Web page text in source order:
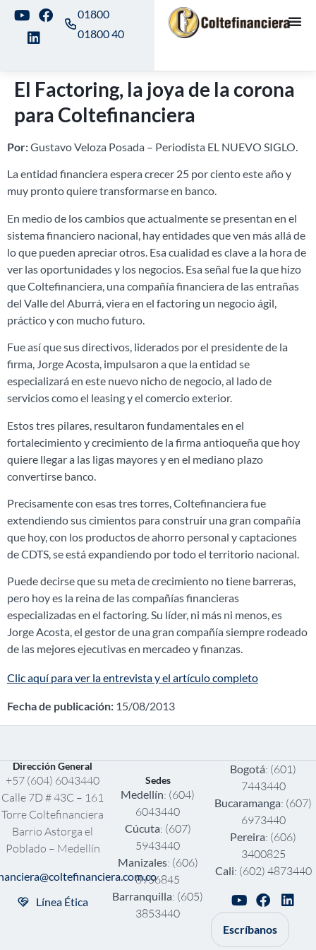
01800
01800 40
El Factoring, la joya de la corona
para Coltefinanciera
Por:Gustavo Veloza Posada – Periodista EL NUEVO SIGLO.
La entidad financiera espera crecer 25 por ciento este año y
muy pronto quiere transformarse en banco.
En medio de los cambios que actualmente se presentan en el
sistema financiero nacional, hay entidades que ven más allá de
lo que pueden apreciar otros. Esa cualidad es clave a la hora de
ver las oportunidades y los negocios. Esa señal fue la que hizo
que Coltefinanciera, una compañía financiera de las entrañas
del Valle del Aburrá, viera en el factoring un negocio ágil,
práctico y con mucho futuro.
Fue así que sus directivos, liderados por el presidente de la
firma, Jorge Acosta, impulsaron a que la entidad se
especializará en este nuevo nicho de negocio, al lado de
servicios como el leasing y el comercio exterior.
Estos tres pilares, resultaron fundamentales en el
fortalecimiento y crecimiento de la firma antioqueña que hoy
quiere llegar a las ligas mayores y en el mediano plazo
convertirse banco.
Precisamente con esas tres torres, Coltefinanciera fue
extendiendo sus cimientos para construir una gran compañía
que hoy, con los productos de ahorro personal y captaciones
de CDTS, se está expandiendo por todo el territorio nacional.
Puede decirse que su meta de crecimiento no tiene barreras,
pero hoy es la reina de las compañías financieras
especializadas en el factoring. Su líder, ni más ni menos, es
Jorge Acosta, el gestor de una gran compañía siempre rodeado
de las mejores ejecutivas en mercadeo y finanzas.
Clic aquí para ver la entrevista y el artículo completo
Fecha de publicación: 15/08/2013
Dirección General
+57 (604) 6043440
Calle 7D # 43C – 161
Torre Coltefinanciera
Barrio Astorga el
Poblado – Medellín
Línea Ética
Sedes
Medellín: (604)
6043440
Cúcuta: (607)
5943440
Manizales: (606)
8956845
Barranquilla: (605)
3853440
Bogotá: (601)
7443440
Bucaramanga: (607)
6973440
Pereira: (606)
3400825
Cali: (602) 4873440
Escríbanos